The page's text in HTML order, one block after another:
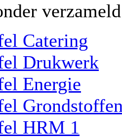
Catering
Drukwerk
Energie
HRM 1